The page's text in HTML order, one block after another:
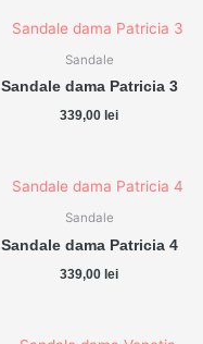
Sandale
Sandale dama Patricia 3
339,00 lei
Sandale
Sandale dama Patricia 4
339,00 lei